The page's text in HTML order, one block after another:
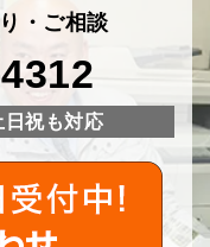
・ご相談
祝も対応